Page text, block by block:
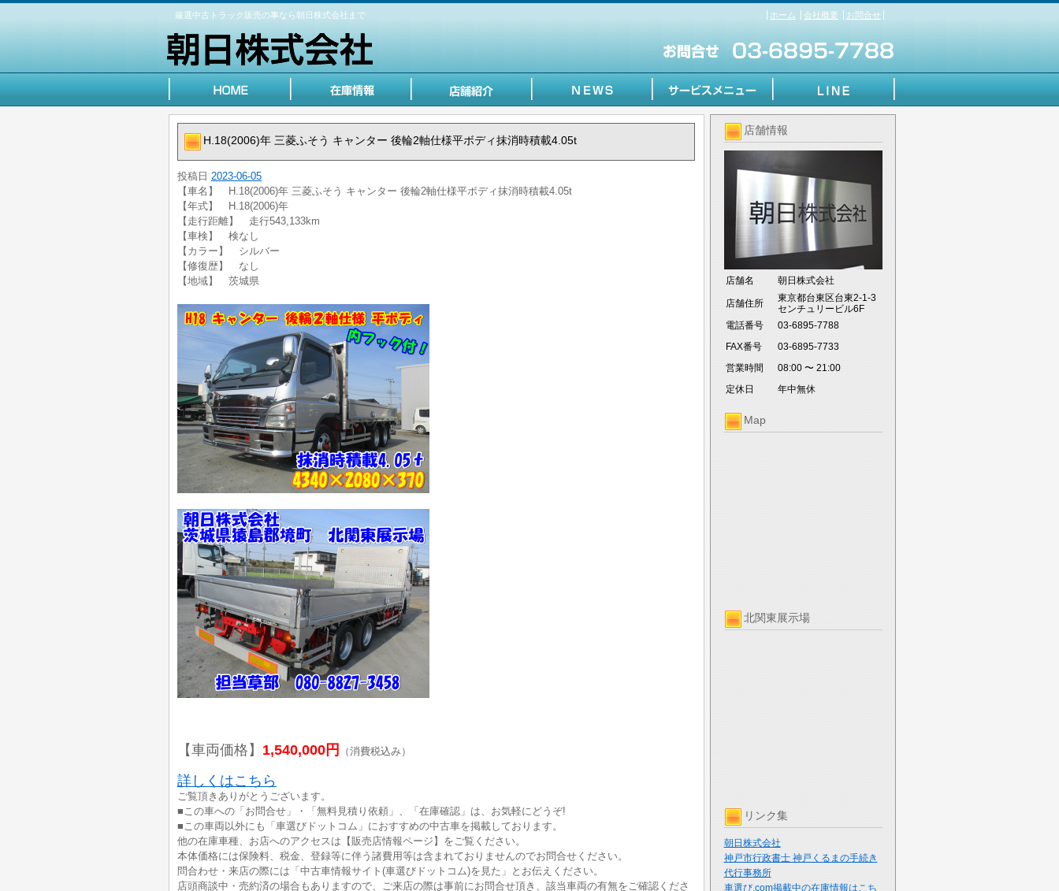
厳選中古トラック販売の事なら朝日株式会社まで ホーム 会社概要 お問合せ
店舗情報
店舗名 朝日株式会社
店舗住所
東京都台東区台東2-1-3
センチュリービル6F
電話番号
03-6895-7788
FAX番号
03-6895-7733
営業時間
08:00 〜 21:00
定休日
年中無休
Map
北関東展示場
リンク集
朝日株式会社
神戸市行政書士 神戸くるまの手続き
代行事務所
車選び.com掲載中の在庫情報はこち
H.18(2006)年 三菱ふそう キャンター 後輪2軸仕様平ボディ抹消時積載4.05t
投稿日 2023-06-05
【車名】 H.18(2006)年 三菱ふそう キャンター 後輪2軸仕様平ボディ抹消時積載4.05t
【年式】 H.18(2006)年
【走行距離】 走行543,133km
【車検】 検なし
【カラー】 シルバー
【修復歴】 なし
【地域】 茨城県
【車両価格】 1,540,000円 （消費税込み）
詳しくはこちら
ご覧頂きありがとうございます。
■この車への「お問合せ」・「無料見積り依頼」、「在庫確認」は、お気軽にどうぞ!
■この車両以外にも「車選びドットコム」におすすめの中古車を掲載しております。
他の在庫車種、お店へのアクセスは【販売店情報ページ】をご覧ください。
本体価格には保険料、税金、登録等に伴う諸費用等は含まれておりませんのでお問合せください。
問合わせ・来店の際には「中古車情報サイト(車選びドットコム)を見た」とお伝えください。
店頭商談中・売約済の場合もありますので、ご来店の際は事前にお問合せ頂き、該当車両の有無をご確認くださ